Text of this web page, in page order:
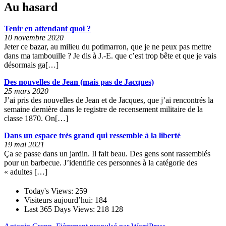
Au hasard
Tenir en attendant quoi ?
10 novembre 2020
Jeter ce bazar, au milieu du potimarron, que je ne peux pas mettre
dans ma tambouille ? Je dis à J.-E. que c’est trop bête et que je vais
désormais ga[…]
Des nouvelles de Jean (mais pas de Jacques)
25 mars 2020
J’ai pris des nouvelles de Jean et de Jacques, que j’ai rencontrés la
semaine dernière dans le registre de recensement militaire de la
classe 1870. On[…]
Dans un espace très grand qui ressemble à la liberté
19 mai 2021
Ça se passe dans un jardin. Il fait beau. Des gens sont rassemblés
pour un barbecue. J’identifie ces personnes à la catégorie des
« adultes […]
Today's Views: 259
Visiteurs aujourd’hui: 184
Last 365 Days Views: 218 128